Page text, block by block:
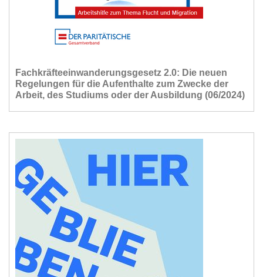
Fachkräfteeinwanderungsgesetz 2.0: Die neuen
Regelungen für die Aufenthalte zum Zwecke der
Arbeit, des Studiums oder der Ausbildung (06/2024)